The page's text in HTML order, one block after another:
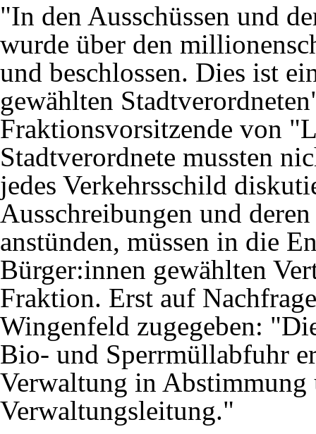
"In den Ausschüssen und
wurde über den
und beschlossen. Dies ist
gewählten
Fraktionsvorsitzende von
Stadtverordnete mussten
jedes Verkehrsschild
Ausschreibungen und
anstünden, müssen in die
Bürger:innen gewählten
Fraktion. Erst auf
Wingenfeld zugegeben:
Bio- und Sperrmüllabfuhr
Verwaltung in
Verwaltungsleitung."